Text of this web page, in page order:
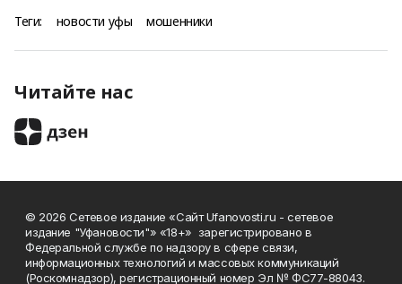
Теги: новости уфы мошенники
Читайте нас
© 2026 Сетевое издание «Сайт Ufanovosti.ru - сетевое
издание "Уфановости"» «18+» зарегистрировано в
Федеральной службе по надзору в сфере связи,
информационных технологий и массовых коммуникаций
(Роскомнадзор), регистрационный номер Эл № ФС77-88043.